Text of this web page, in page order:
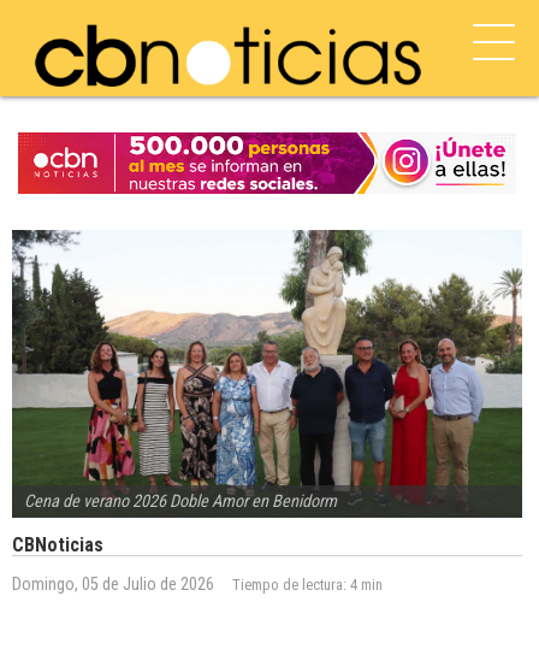
Cena de verano 2026 Doble Amor en Benidorm
CBNoticias
Domingo, 05 de Julio de 2026 Tiempo de lectura: 4 min